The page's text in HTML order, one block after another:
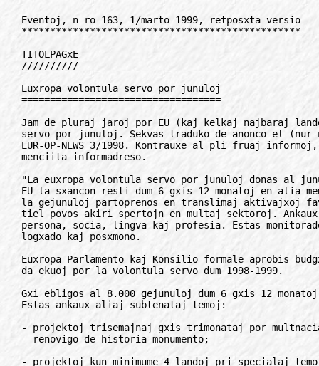
Eventoj, n-ro 163, 1/marto 1999, retposxta versio
*************************************************

TITOLPAGxE
//////////

Euxropa volontula servo por junuloj
===================================

Jam de pluraj jaroj por EU (kaj kelkaj najbaraj landoj) ekzistas volontula
servo por junuloj. Sekvas traduko de anonco el (nur nun aperinta) revuo
EUR-OP-NEWS 3/1998. Kontrauxe al pli fruaj informoj, en la nuna estas
menciita informadreso.

"La euxropa volontula servo por junuloj donas al junuloj 18-25-jaraj de la
EU la sxancon resti dum 6 gxis 12 monatoj en alia membro-sxtato de EU. Tie
la gejunuloj partoprenos en translimaj aktivajxoj favore al la komunumo kaj
tiel povos akiri spertojn en multaj sektoroj. Ankaux povas utili je terenoj
persona, socia, lingva kaj profesia. Estas monitorado; oni zorgas pri
logxado kaj posxmono.

Euxropa Parlamento kaj Konsilio formale aprobis budgxeton de 47,5 milionoj
da ekuoj por la volontula servo dum 1998-1999.

Gxi ebligos al 8.000 gejunuloj dum 6 gxis 12 monatoj volontuli en EU-lando.
Estas ankaux aliaj subtenataj temoj:

- projektoj trisemajnaj gxis trimonataj por multnacia komuna projekto, ekz.
  renovigo de historia monumento;

- projektoj kun minimume 4 landoj pri specialaj temoj, ekz. medioprotektado
  aux lukto kontraux rasismo;

- disvolvigxo de volontulaj projektoj ekster EU.

Informoj kaj formularoj: EC, DG XXII/C2, Wetstr. 200, BE-1049 Bruselo,
Belgio, fakso +32-2-29-941-58, rete: vol@forigu.dg22.cec.be

Laux la novajxagentejo "Agence Europe", 24.07.98 informis

Roland Rotsaert

Rim: Estas antauxvidata la dauxrigo ankaux por la periodo 2000-2004.
     Kial ne ankaux esperantistoj profitu el tiuj ebloj? Agu!

***************************************************************************

FAKA APLIKADO
/////////////

Vivanta vortaro
===============

Interesa iniciato venis el Brazilio. Bahia Esperanto-Asocio intencas estigi
"vivantan vortaron de Esperanto" en la interreto.

La celo estas kolekti cxiujn nove aperintajn E-vortojn, kiuj kompletigas
iun mankon. (Do ne temas pri neologismoj, kiuj intencas anstatauxi aliajn
enradikigxintajn vortojn.) Por sukcesigi tion la iniciatintoj nepre bezonos
la kunlaboron de cxiuj, kiuj legas unu aux plurajn el la gravaj E-revuoj,
libroj.

Kiam vi vidas vorton, difinantan novan aferon, bonvolu sendi gxin al la
sube skribita retadreso. Nepre plencitu gxian fonton (nomo de la auxtoro,
eldonejo, eldonajxo kaj la numero kaj pagxo de la lasta). Pri cxiu nova
termino nepre informu, al kiu fako gxi apartenas, pri kio temas, kies
gxenro, speco aux specio gxi estas, kaj se eble gxian tradukon en aliajn
lingvojn (prefere en la portugala, angla, franca, hispana, itala kaj
germana), cxar ankaux la vortaro lauxeble apudigos interparenteze kelkajn
nacilingvajn tradukojn.

Komence la vortaro aperos nur interrete, sed post kelka tempo - depende de
la reagoj - gxi povas esti presita por neinterretanoj. Kontaktu:

Josenilton Passos do Nascimento
Rua Rio Almada 12, Terreo Monte Serrat, 40425-230 Salvador-BA, Brazilio
rete: kongreso@forigu.svn.com.br

laux Magdeburga Folio, n-ro 29

***************************************************************************

Traduko pere de Esperanto
=========================

Multaj esperantistoj jam pensis, ke Esperanto povas helpi la laboron de la
tradukistoj multobligante la lingvajn kapablojn de cxiu preskaux sen plia
peno.

C. Bodson, P. Samain kaj D. Durand realigis en 1994 la t. n. Internacian
tradukReton pere de Esperanto (ITRE).

Hodiaux ITRE konsistas el 67 tradukantoj (parte profesiaj) por 27 lingvoj.
Cxiu membro tradukas inter Esperanto kaj sia denaska lingvo.

Bedauxrinde la laboron de la Reto malhelpas la fakto, ke multaj lingvoj
(hinda, araba, sveda), multaj fakoj (ja ne cxiu tradukisto konas la
terminologion de cxiu fako) ne estas reprezentitaj. Mankas ankaux
tradukistoj, cxar oni necesas cx. kvin homojn por la sama lingvo, por trovi
cxiam liberan tradukiston.

Se via intereso estas ekscitita, bonvolu turni vin al:

Daniel Durand,
Les Nids FR-49190 Saint Aubin de Luigne, Francio
rete: da.cdm@forigu.wanadoo.fr

laux La Merkato, n-ro 63

***************************************************************************

Duoble verdaj
=============

Asocio de Verduloj Esperantistaj (AVE) havas nun entute 258 membrojn,
parto de ili ankaux membroj de la verda partio en sia patrujo. Ili celas,
ke la internacia korespondado inter la partioj kaj partianoj okazos
almenaux parte en Esperanto.

La 3-an de auxgusto, 1999 en Berlino, okaze de la UK okazos renkontigxo de
(AVE) kun informoj pri AVE kaj politiko de la verdaj partioj, mondskale.

Tuj post la Berlina UK en Jetrichovice (Cxehio) estos AVE-Seminario pri
Verda Politiko 1999 (en la internacia lingvo Esperanto). La partoprenantoj
havos tie lokon por labori (informi, diskuti kaj traduki) kaj esti
informataj pri la diversaj problemoj de la regiono inter Cxehio kaj
Germanio.

Provizitaj temoj: EU-etendigxo kaj la Agenda 2000, Eko-impostoj,
globalizigxo.

* * *

En la jaro 2001 estos Tergloba Konferenco de Verdaj Partioj en Auxstralio.
Espereble AVE estos reprezentata ankaux tie.

Por pliaj informoj pri la asocio kontaktu:

Asocio de Verduloj Esperantistaj (AVE)
Manfred Westermayer
Kandelstr. 62, DE-79194 Gundelfingen
rete: M.Westermayer@forigu.3Landbox.comlink.apc.org

***************************************************************************

Lingvo-Festo
============

Mi estas la iniciinto de la Festivalo de Lingvoj, alinomate LinguaFest aux,
Esperante, LingvoFesto.

La celo de la LingvoFestoj estas montri diversajn lingvojn (miniumume 10)
al gxenerala publiko pere de lecionoj de 40 minutoj. Kutime estas inter 10
kaj 90 lingvoj prezentataj dum Festivalo.

Esperantistoj, se ili volas, povas utiligi LingvoFeston por reklami pri
Esperanto. Laux mia sperto en antauxaj LingvoFestoj, cxiam estis intereso
pri Esperanto danke al la prezentado de Esperanto en mallonga leciono.

Esperantistoj povas senpage uzi la tuton kion mi verkis, skribinte al mi.
Estas jam grupoj kiuj faris tion en Finnlando, Francio, Rusio kaj aliaj
landoj. Jen la adresoj de retpagxoj de la Festivalo: http://linguafest.org/
hejmo.htm kaj http://linguafest.org/voluntuloj99.htm

Eventualajn demandojn adresu al:

Dennis Keefe
http://www.linguafest.org

***************************************************************************

Kia vetero estos morgaux?
========================

Plia entrepreno, cxi-kaze Wunderground ofertas Esperanto-version en la
reto.

Veter-prognozon (laux lando, urbo ktp) oni povas trovi inter dudeko da
lingvoj ankaux Esperante cxe:

http://esperanto.wunderground.com

***************************************************************************

ARANGxOJ
////////

Kompleta monata kalendaro
=========================

La kompleta jara listo de E-arangxoj dauxre aktualigata de ni, troveblas en
interreto http://www.hungary.net/esperanto/. Korektoj, aldonoj estas
bonvenaj! Por ricevi txt-formatan version sendu mesagxon (enhavo ne gravas)
al la auxtomato: kalendaro@forigu.esperanto.org

31.03-06.04. IJF, Internacia Junulara Festivalo/A en Rimini. Inf: Manuel
   Giorgini, S. Polo 606, IT-30125 Venezia, Italio. Tel: +39-041-5203245.
   Rete: mgiorgin@forigu.dsi.unive.it

02-05.04. Fromagxa Semajnfino 2-a, Pierrefonatine-les-Blamonts. Inf: Didier
   Loison, 45 rue Verrerie, FR-21000 Dijon, Francio. Tel: +33-380501128.
   Rete: dloison@forigu.esperanto.org

02-05.04. 83-a Brita Kongreso Newport, Kimrio. Inf: John. L. Hubert,
   Blaencwm, Pencader, Dyfed, SA39 9AL, Britio. Tel: +44-1559-384687. Rete:
   johnhubert@forigu.csi.com.

03-05.04. 54-a Kongreso de SAT-Amikaro, Glay. Inf: Roland Cuenot, 35 rue de
   Villers, FR-25700 Valentigny, Francio. Tel: +33-381346446.

03-07.04. Ornitologia renkonto... Birdoj... bildoj... kantoj, Bouresse.
   Inf: Kvinpetalo, Esperanto-Centro, FR-86410 Bouresse, Francio. Tel/fakso:
   +33-549.428074.

03-10.04. 15-a PSI, Printempa Semajno Internacia, (PSI), St. Andreasberg.
   Inf: Wolfgang Bohr, Johannes-Kirschweng-Str. 11, DE-53474 Bad Neuenahr -
   Ahrweiler, Germanio. Tel: +49-2641-4885, fakso: +49-2641-978666 (oficejo).
   Rete: psi@forigu.esperanto.de

09-11.04. Junulara Esperanto-Renkonto (JER), Sarospatak. Inf: David Alko
   Golden, Damjanich u. 1/c., HU-8200 Veszprem, Hungario. Rete:
   hej@forigu.math.bme.hu

09-11.04. Pri io kaj nenio: Amuza kaj amika kunestado, Poprad. Inf:
   Esperanto - Regiona Societo, Sobotske nam. 36, SK-05801 Poprad, Slovakio.
   Tel/fakso: +421-92-32419.

13-17.04. Didaktiko kaj pedagogio gvidata de Claude Gacond, Bouresse. Inf:
   Kvinpetalo, Esperanto-Centro, FR-86410 Bouresse, Francio. Tel/fakso:
   +33-549.428074

16-18.04. Regiona Renkontigxo, Martin. Inf: Esperanto-MEL, Pf. 152.
   SK-01241 Zilina, Slovakio. Tel: +421-89-52152.

17-18.04. Kongreso de Valencia Esperanto-Federacio kaj Murcio Lorca,
   Murcia. Inf: J. A. Cabezos Martinez, Avda. de la Flota 7. 3. B. ES-30008
   Murcio, Hispanio.

20-22.04. Biznes-Forumo kun ekspozicio, Karlovo. Inf: Esperinform, p/a
   Bojxidar Leonov, P.k. 44 BG-4300 Karlovo, Bulgario.

20-24.04. Didaktiko kaj pedagogio, gvidata de Claude Gacond, Bouresse. Inf:
   Kvinpetalo, Esperanto-Centro, FR-86410 Bouresse, Francio. Tel/fakso:
   +33-549.428074

21-24.04. 13-a Seminario pri Scienco kaj Tekniko, Karlovo. Inf:
   Esperinform, P/a Bojxidar Leonov, P.k. 44, BG-4300 Karlovo, Bulgario.

21-25.04. Volgia Esperanto Renkontigxo, Naberejxnie Cxelni, Ab. ja. 139.,
   RU-423819 Novij Gorod, Rusio. Inf: E-Klubo Gaja Krokodilo, Grigorij Arosjev
   rete: arosjev

22-25.04. Internacia Seminario "La religio kaj la homaro",
   Karlovo. Inf Esperinform, p/a Bojxidar Leonov, P.k. 44, BG-4300 Karlovo,
   Bulgario.

24-25.04. La bona lingvo - renkonto pri la cxefverko de Claude Piron, La-
   Chaux-de-Fonds. Inf: Kultura Centro Esperantista, Posxtfako 311.,
   CH-2301 La-Chaux-de-Fonds, Svisio. Tel/fakso: +41-32-9267407.

24-25.04. Internacia Festivalo de Kanto kaj Kulturo, Karlovo. Inf:
   Esperinform, p/a Bojxidar